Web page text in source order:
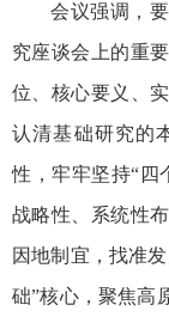
会议强调，
究座谈会上的重
位、核心要义、
认清基础研究的
性，牢牢坚持“四
战略性、系统性
因地制宜，找准
础”核心，聚焦高